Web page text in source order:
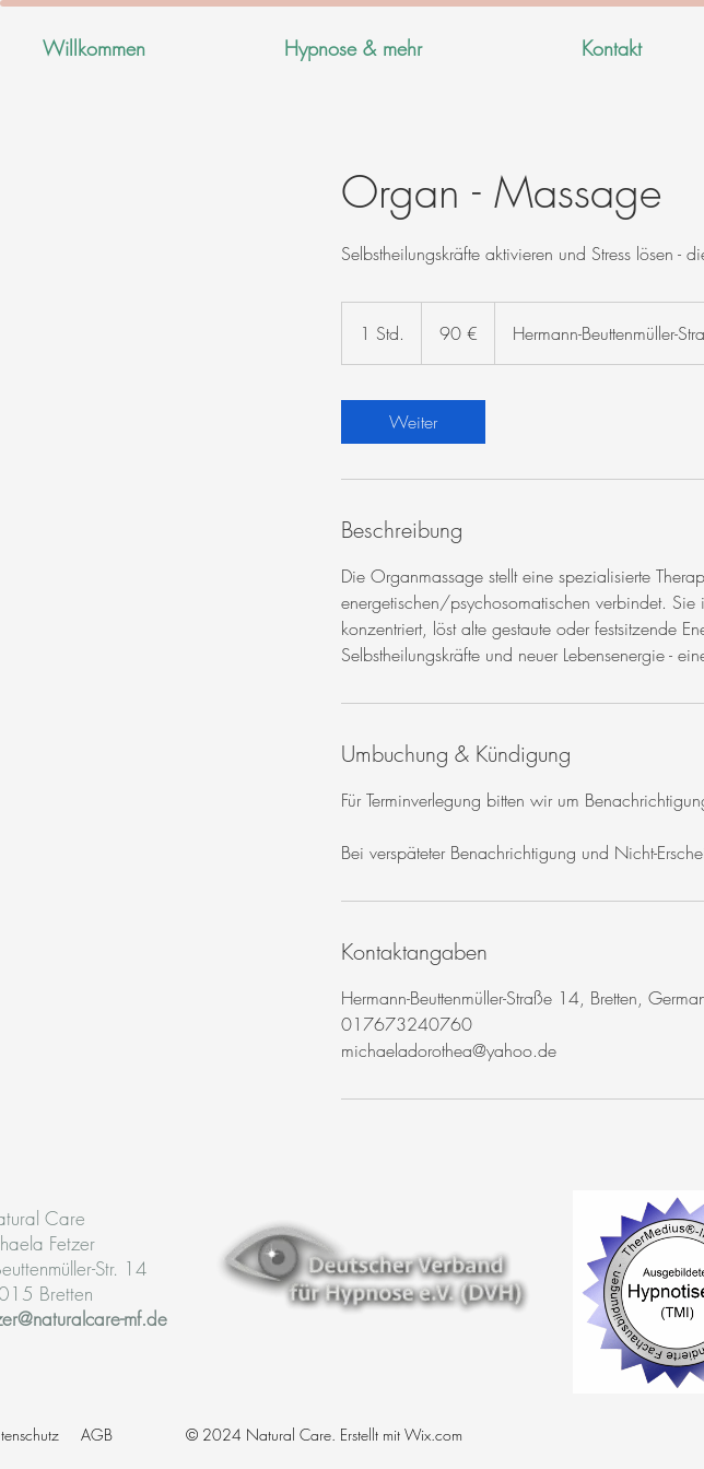
Willkommen Hypnose & mehr Kontakt
Organ - Massage
Selbstheilungskräfte aktivieren und Stress lösen -
1 Std.
S
d
90 € Hermann-Beuttenmüller-
Weiter
Beschreibung
Die Organmassage stellt eine spezialisierte
energetischen/psychosomatischen verbindet. Sie
konzentriert, löst alte gestaute oder festsitzende
Selbstheilungskräfte und neuer Lebensenergie -
Umbuchung & Kündigung
Für Terminverlegung bitten wir um
Bei verspäteter Benachrichtigung und Nicht-
Kontaktangaben
Hermann-Beuttenmüller-Straße 14, Bretten,
017673240760
michaeladorothea@yahoo.de
Care
Fetzer
Str. 14
Bretten
mf.de
AGB © 2024 Natural Care. Erstellt mit Wix.com